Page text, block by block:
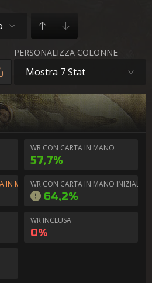
PERSONALIZZA COLONNE
Mostra 7 Stat
WR CON CARTA IN MANO
57,7%
IN MANOWR CON CARTA IN MANO INIZIALE
64,2%
WR INCLUSA
0%